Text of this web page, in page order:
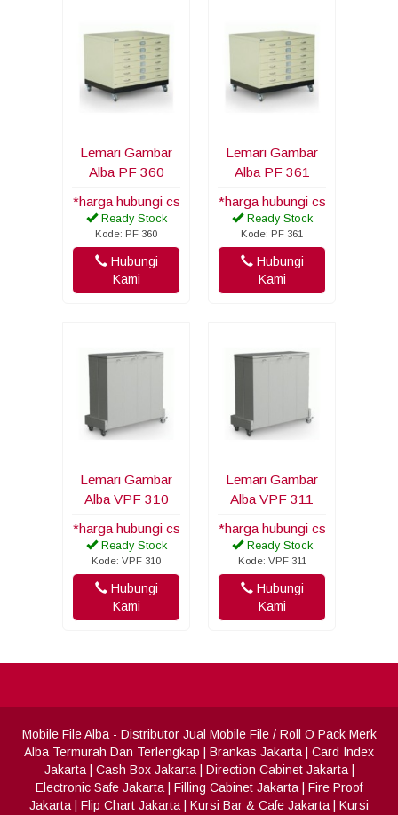
Lemari Gambar
Alba PF 360
*harga hubungi cs
Ready Stock
Kode: PF 360
Hubungi
Kami
Lemari Gambar
Alba PF 361
*harga hubungi cs
Ready Stock
Kode: PF 361
Hubungi
Kami
Lemari Gambar
Alba VPF 310
*harga hubungi cs
Ready Stock
Kode: VPF 310
Hubungi
Kami
Lemari Gambar
Alba VPF 311
*harga hubungi cs
Ready Stock
Kode: VPF 311
Hubungi
Kami
Mobile File Alba- Distributor Jual Mobile File / Roll O Pack Merk
Alba Termurah Dan Terlengkap | Brankas Jakarta | Card Index
Jakarta| Cash Box Jakarta| Direction Cabinet Jakarta|
Electronic Safe Jakarta | Filling Cabinet Jakarta | Fire Proof
Jakarta | Flip Chart Jakarta | Kursi Bar & Cafe Jakarta | Kursi